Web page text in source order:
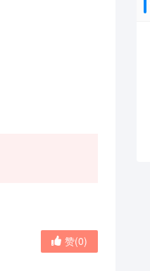
赞(0)